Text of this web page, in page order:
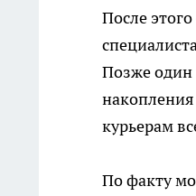
После
Позже один
курьерам
По факту